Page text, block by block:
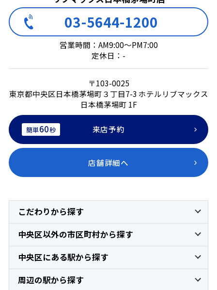
03-5644-1200
営業時間：AM9:00～PM7:00
定休日：-
〒103-0025
東京都中央区日本橋茅場町３丁目7-3 ホテルリブマックス
日本橋茅場町 1F
簡単60秒 来店予約
店舗詳細へ
こだわりから探す
中央区以外の市区町村から探す
中央区にある駅から探す
周辺の駅から探す